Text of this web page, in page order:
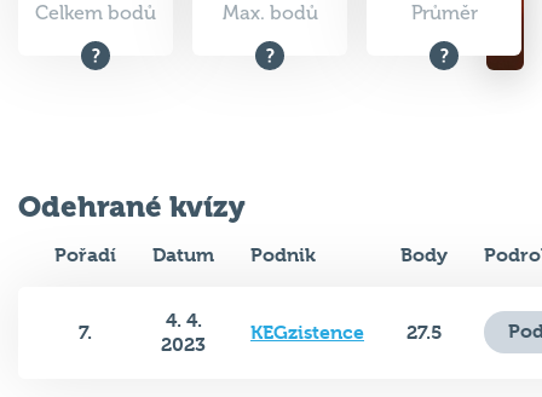
Celkem bodů Max. bodů Průměr
Odehrané kvízy
Pořadí Datum Podnik Body
7.
4. 4.
2023
KEGzistence 27.5